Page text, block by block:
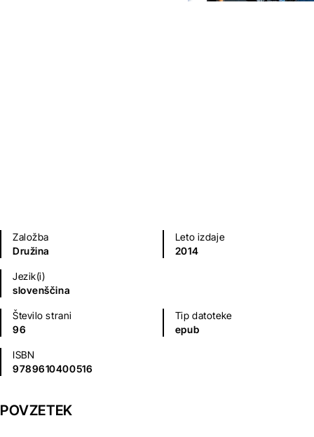
Založba
Družina
Leto izdaje
2014
Jezik(i)
slovenščina
Število strani
96
Tip datoteke
epub
ISBN
9789610400516
POVZETEK